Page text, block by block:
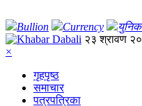
Bullion Currency
२३ श्रावण
×
गृहपृष्‍ठ
समाचार
पत्रपत्रिका